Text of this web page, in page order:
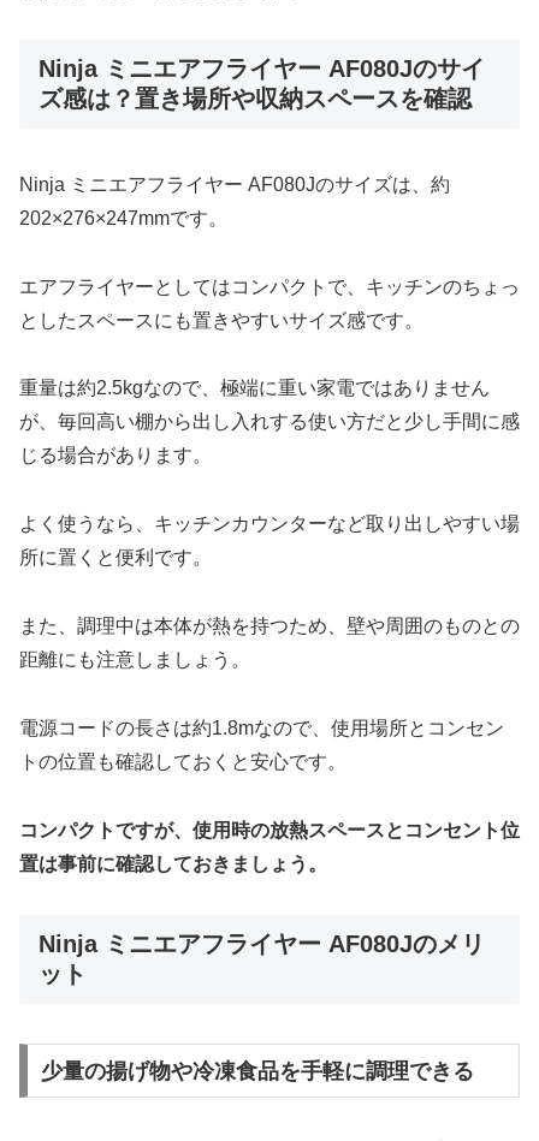
Ninja ミニエアフライヤー AF080Jのサイ
ズ感は？置き場所や収納スペースを確認
Ninja ミニエアフライヤー AF080Jのサイズは、約
202×276×247mmです。
エアフライヤーとしてはコンパクトで、キッチンのちょっ
としたスペースにも置きやすいサイズ感です。
重量は約2.5kgなので、極端に重い家電ではありません
が、毎回高い棚から出し入れする使い方だと少し手間に感
じる場合があります。
よく使うなら、キッチンカウンターなど取り出しやすい場
所に置くと便利です。
また、調理中は本体が熱を持つため、壁や周囲のものとの
距離にも注意しましょう。
電源コードの長さは約1.8mなので、使用場所とコンセン
トの位置も確認しておくと安心です。
コンパクトですが、使用時の放熱スペースとコンセント位
置は事前に確認しておきましょう。
Ninja ミニエアフライヤー AF080Jのメリ
ット
少量の揚げ物や冷凍食品を手軽に調理できる